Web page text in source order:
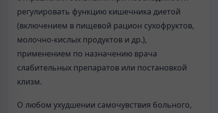
регулировать функцию кишечника диетой
(включением в пищевой рацион сухофруктов,
молочно-кислых продуктов и др.),
применением по назначению врача
слабительных препаратов или постановкой
клизм.
О любом ухудшении самочувствия больного,